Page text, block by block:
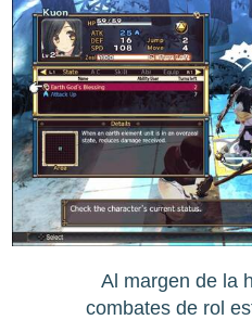
Al margen de la
combates de rol